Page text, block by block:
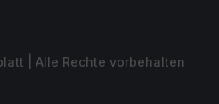
| Alle Rechte vorbehalten